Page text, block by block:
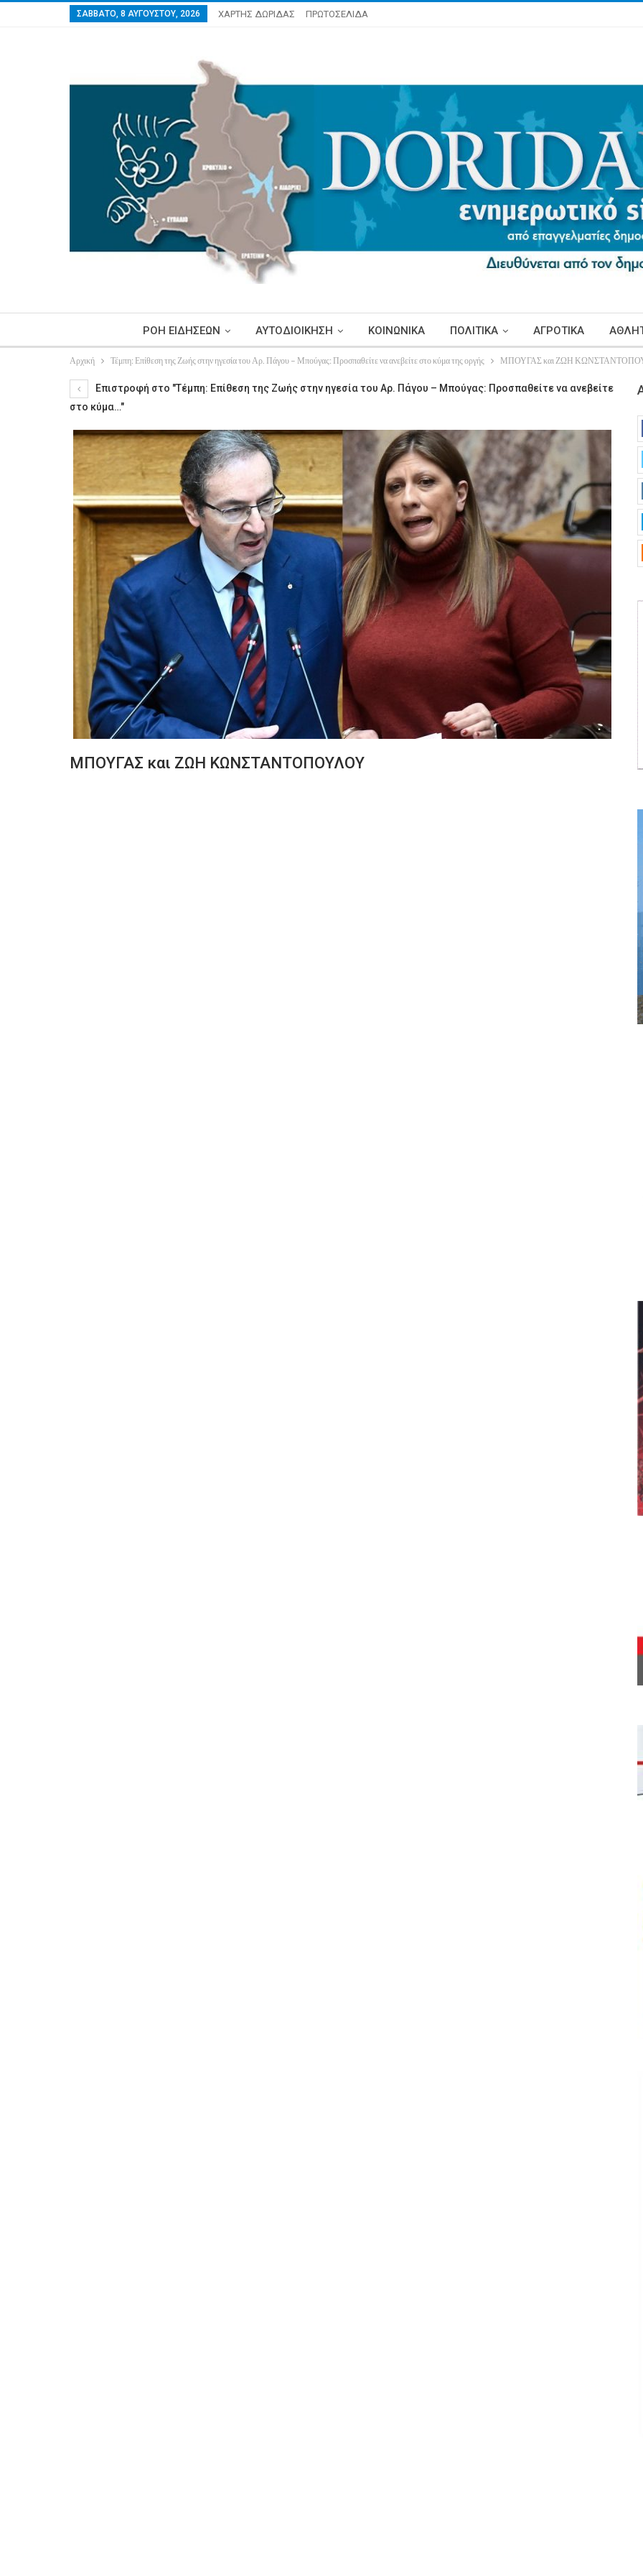
ΣΆΒΒΑΤΟ, 8 ΑΥΓΟΎΣΤΟΥ, 2026 ΧΑΡΤΗΣ ΔΩΡΙΔΑΣ ΠΡΩΤΟΣΕΛΙΔΑ
ΡΟΗ ΕΙΔΗΣΕΩΝ ΑΥΤΟΔΙΟΙΚΗΣΗ ΚΟΙΝΩΝΙΚΑ ΠΟΛΙΤΙΚΑ ΑΓΡΟΤΙΚΑ
Αρχική Τέμπη: Επίθεση της Ζωής στην ηγεσία του Αρ. Πάγου – Μπούγας: Προσπαθείτε να ανεβείτε στο κύμα της οργής ΜΠΟΥΓΑΣ και ΖΩΗ
Επιστροφή στο "Τέμπη: Επίθεση της Ζωής στην ηγεσία του Αρ. Πάγου – Μπούγας: Προσπαθείτε να ανεβείτε
στο κύμα…"
ΜΠΟΥΓΑΣ και ΖΩΗ ΚΩΝΣΤΑΝΤΟΠΟΥΛΟΥ